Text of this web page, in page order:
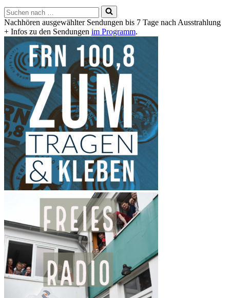
Suchen
nach …
Nachhören ausgewählter Sendungen bis 7 Tage nach Ausstrahlung
+ Infos zu den Sendungen im Programm.